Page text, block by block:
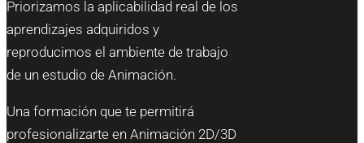
Priorizamos la aplicabilidad real de los
aprendizajes adquiridos y
reproducimos el ambiente de trabajo
de un estudio de Animación.
Una formación que te permitirá
profesionalizarte en Animación 2D/3D